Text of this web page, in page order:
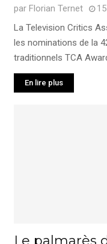
par Florian Ternet
La Television Critics
les nominations de la
traditionnels TCA
En lire plus
Le palmarès